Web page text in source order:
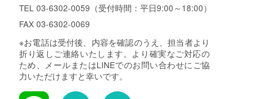
TEL 03-6302-0059 （受付時間：平日9:00～18:00）
FAX 03-6302-0069
※お電話は受付後、内容を確認のうえ、担当者より
折り返しご連絡いたします。より確実なご対応の
ため、メールまたはLINEでのお問い合わせにご協
力いただけますと幸いです。